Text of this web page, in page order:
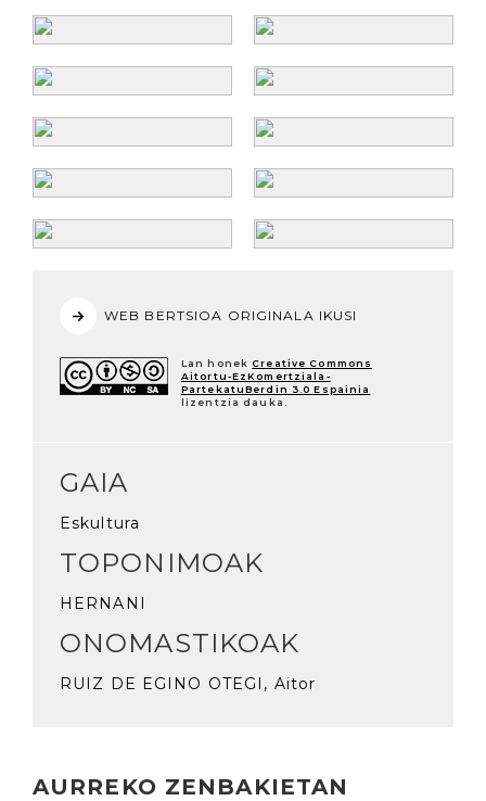
WEB BERTSIOA ORIGINALA IKUSI
Lan honek Creative Commons
Aitortu-EzKomertziala-
PartekatuBerdin 3.0 Espainia
lizentzia dauka.
GAIA
Eskultura
TOPONIMOAK
HERNANI
ONOMASTIKOAK
RUIZ DE EGINO OTEGI, Aitor
AURREKO ZENBAKIETAN